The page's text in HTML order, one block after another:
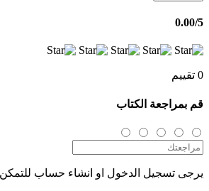
0.00/5
0 تقييم
قم بمراجعة الكتاب
يرجى تسجيل الدخول او انشاء حساب